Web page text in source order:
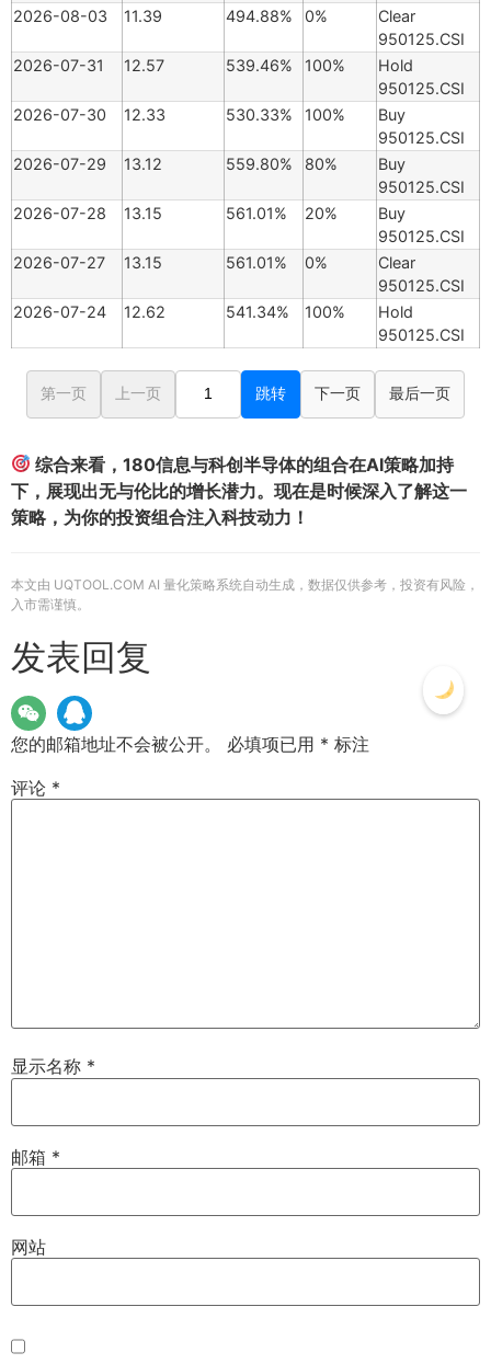
2026-08-03
11.39 494.88% 0%
Clear
950125.CSI
2026-07-31
12.57 539.46% 100%
Hold
950125.CSI
2026-07-30
12.33 530.33% 100%
Buy
950125.CSI
2026-07-29
13.12 559.80% 80%
Buy
950125.CSI
2026-07-28
13.15 561.01% 20%
Buy
950125.CSI
2026-07-27
13.15 561.01% 0%
Clear
950125.CSI
2026-07-24
12.62 541.34% 100%
Hold
950125.CSI
第一页 上一页 跳转 下一页 最后一页
综合来看，180信息与科创半导体的组合在AI策略加持
下，展现出无与伦比的增长潜力。现在是时候深入了解这一
策略，为你的投资组合注入科技动力！
本文由 UQTOOL.COM AI 量化策略系统自动生成，数据仅供参考，投资有风险，
入市需谨慎。
发表回复
您的邮箱地址不会被公开。 必填项已用 * 标注
评论 *
显示名称 *
邮箱 *
网站